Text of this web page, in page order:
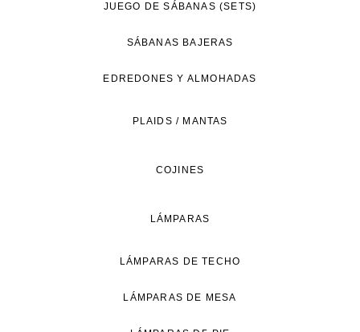
JUEGO DE SÁBANAS (SETS)
SÁBANAS BAJERAS
EDREDONES Y ALMOHADAS
PLAIDS / MANTAS
COJINES
LÁMPARAS
LÁMPARAS DE TECHO
LÁMPARAS DE MESA